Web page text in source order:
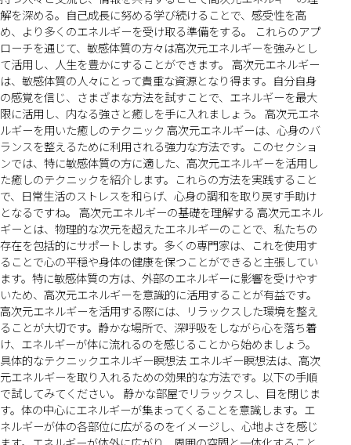
解を深める。自己成長に努める学び続けることで、感受性を高
め、より多くのエネルギーを受け取る準備をする。 これらのアプ
ローチを通じて、敏感体質の方々は高次元エネルギーを強みとし
て活用し、人生を豊かにすることができます。 高次元エネルギー
は、敏感体質の人々にとって貴重な資源となり得ます。自分自身
の感覚を信じ、さまざまな方法を試すことで、エネルギーを最大
限に活用し、内なる強さと癒しを手に入れましょう。 高次元エネ
ルギーを用いた癒しのテクニック 高次元エネルギーは、心身のバ
ランスを整えるために利用される強力な方法です。このセクショ
ンでは、特に敏感体質の方に適した、高次元エネルギーを活用し
た癒しのテクニックを紹介します。これらの方法を実践すること
で、日常生活のストレスを和らげ、心身の調和を取り戻す手助け
となるですね。 高次元エネルギーの基礎を理解する 高次元エネル
ギーとは、物理的な次元を超えたエネルギーのことで、私たちの
存在を包括的にサポートします。多くの専門家は、これを使用す
ることで心の平穏や身体の健康を保つことができると主張してい
ます。特に敏感体質の方は、外部のエネルギーに影響を受けやす
いため、高次元エネルギーを意識的に活用することが有益です。
高次元エネルギーを活用する際には、リラックスした環境を整え
ることが大切です。静かな場所で、深呼吸をしながら心を落ち着
け、エネルギーが体に流れるのを感じることから始めましょう。
具体的なテクニックエネルギー瞑想法 エネルギー瞑想法は、高次
元エネルギーを取り入れるための効果的な方法です。以下の手順
で試してみてください。 静かな部屋でリラックスし、目を閉じま
す。体の中心にエネルギーが集まってくることを意識します。エ
ネルギーが体の各部位に広がるのをイメージし、心地よさを感じ